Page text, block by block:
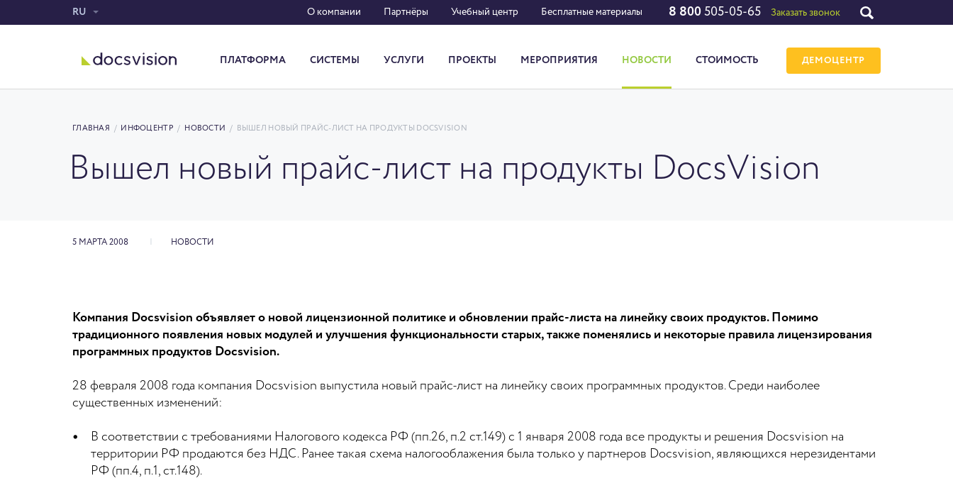
RU О компании Партнёры Учебный центр Бесплатные материалы 8 800 505-05-65 Заказать звонок
ПЛАТФОРМА СИСТЕМЫ УСЛУГИ ПРОЕКТЫ МЕРОПРИЯТИЯ НОВОСТИ СТОИМОСТЬ ДЕМОЦЕНТР
ГЛАВНАЯ / ИНФОЦЕНТР / НОВОСТИ / ВЫШЕЛ НОВЫЙ ПРАЙС-ЛИСТ НА ПРОДУКТЫ DOCSVISION
Вышел новый прайс-лист на продукты DocsVision
5 МАРТА 2008 НОВОСТИ
Компания Docsvision объявляет о новой лицензионной политике и обновлении прайс-листа на линейку своих продуктов. Помимо
традиционного появления новых модулей и улучшения функциональности старых, также поменялись и некоторые правила лицензирования
программных продуктов Docsvision.
28 февраля 2008 года компания Docsvision выпустила новый прайс-лист на линейку своих программных продуктов. Среди наиболее
существенных изменений:
В соответствии с требованиями Налогового кодекса РФ (пп.26, п.2 ст.149) с 1 января 2008 года все продукты и решения Docsvision на
территории РФ продаются без НДС. Ранее такая схема налогооблажения была только у партнеров Docsvision, являющихся нерезидентами
РФ (пп.4, п.1, ст.148).